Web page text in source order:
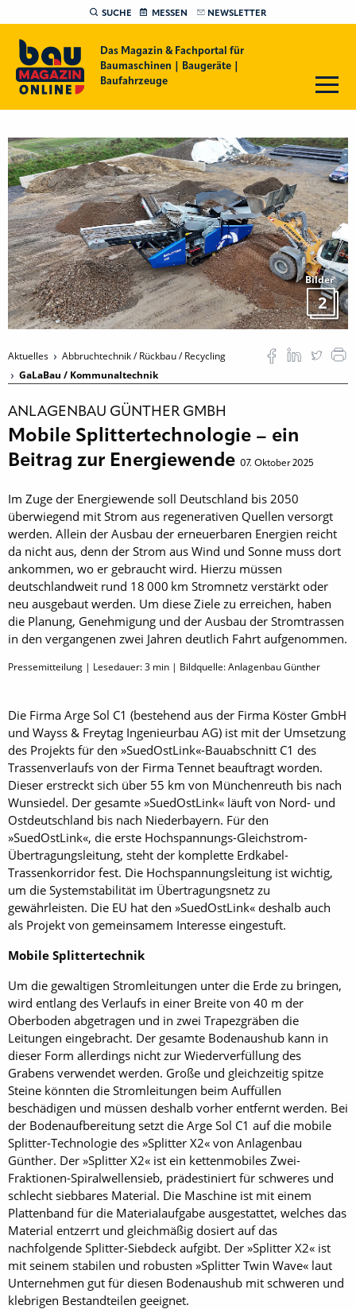
SUCHE MESSEN NEWSLETTER
Das Magazin & Fachportal für
Baumaschinen | Baugeräte |
Baufahrzeuge
Bilder
2
Aktuelles
Abbruchtechnik / Rückbau / Recycling
GaLaBau / Kommunaltechnik
ANLAGENBAU GÜNTHER GMBH
Mobile Splittertechnologie – ein
Beitrag zur Energiewende 07. Oktober 2025
Im Zuge der Energiewende soll Deutschland bis 2050
überwiegend mit Strom aus regenerativen Quellen versorgt
werden. Allein der Ausbau der erneuerbaren Energien reicht
da nicht aus, denn der Strom aus Wind und Sonne muss dort
ankommen, wo er gebraucht wird. Hierzu müssen
deutschlandweit rund 18 000 km Stromnetz verstärkt oder
neu ausgebaut werden. Um diese Ziele zu erreichen, haben
die Planung, Genehmigung und der Ausbau der Stromtrassen
in den vergangenen zwei Jahren deutlich Fahrt aufgenommen.
Pressemitteilung | Lesedauer:3 min | Bildquelle: Anlagenbau Günther
Die Firma Arge Sol C1 (bestehend aus der Firma Köster GmbH
und Wayss & Freytag Ingenieurbau AG) ist mit der Umsetzung
des Projekts für den »SuedOstLink«-Bauabschnitt C1 des
Trassenverlaufs von der Firma Tennet beauftragt worden.
Dieser erstreckt sich über 55 km von Münchenreuth bis nach
Wunsiedel. Der gesamte »Sued­OstLink« läuft von Nord- und
Ostdeutschland bis nach Niederbayern. Für den
»SuedOstLink«, die erste Hochspannungs-Gleichstrom-
Übertragungsleitung, steht der komplette Erdkabel-
Trassenkorridor fest. Die Hochspannungsleitung ist wichtig,
um die Systemstabilität im Übertragungsnetz zu
gewährleisten. Die EU hat den »SuedOstLink« deshalb auch
als Projekt von gemeinsamem Interesse eingestuft.
Mobile Splittertechnik
Um die gewaltigen Stromleitungen unter die Erde zu bringen,
wird entlang des Verlaufs in einer Breite von 40 m der
Oberboden abgetragen und in zwei Trapezgräben die
Leitungen eingebracht. Der gesamte Bodenaushub kann in
dieser Form allerdings nicht zur Wiederverfüllung des
Grabens verwendet werden. Große und gleichzeitig spitze
Steine könnten die Stromleitungen beim Auffüllen
beschädigen und müssen deshalb vorher entfernt werden. Bei
der Bodenaufbereitung setzt die Arge Sol C1 auf die mobile
Splitter-Technologie des »Splitter X2« von Anlagenbau
Günther. Der »Splitter X2« ist ein kettenmobiles Zwei-
Fraktionen-Spiralwellensieb, prädestiniert für schweres und
schlecht siebbares Material. Die Maschine ist mit einem
Plattenband für die Materialaufgabe ausgestattet, welches das
Material entzerrt und gleichmäßig dosiert auf das
nachfolgende Splitter-Siebdeck aufgibt. Der »Splitter X2« ist
mit seinem stabilen und robusten »Splitter Twin Wave« laut
Unternehmen gut für diesen Bodenaushub mit schweren und
klebrigen Bestandteilen geeignet.